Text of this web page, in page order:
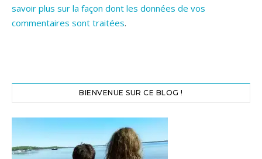
savoir plus sur la façon dont les données de vos
commentaires sont traitées.
BIENVENUE SUR CE BLOG !